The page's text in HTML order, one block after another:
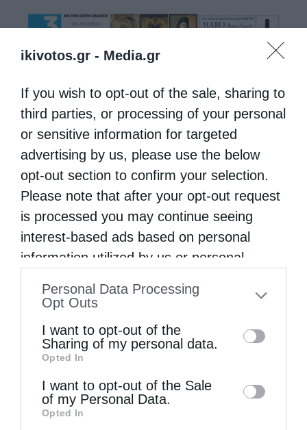
ikivotos.gr - Media.gr
If you wish to opt-out of the sale, sharing to
third parties, or processing of your personal
or sensitive information for targeted
advertising by us, please use the below
opt-out section to confirm your selection.
Please note that after your opt-out request
is processed you may continue seeing
interest-based ads based on personal
information utilized by us or personal
to your opt-out. You may separately opt-out
information by third parties on the IAB’s list
of downstream participants. This
information may also be disclosed by us to
third parties on theIAB’s List of
Downstream Participants
Personal Data Processing
Opt Outs
I want to opt-out of the
Sharing of my personal data.
Opted In
I want to opt-out of the Sale
of my Personal Data.
Opted In
Τελευταία άρθρα